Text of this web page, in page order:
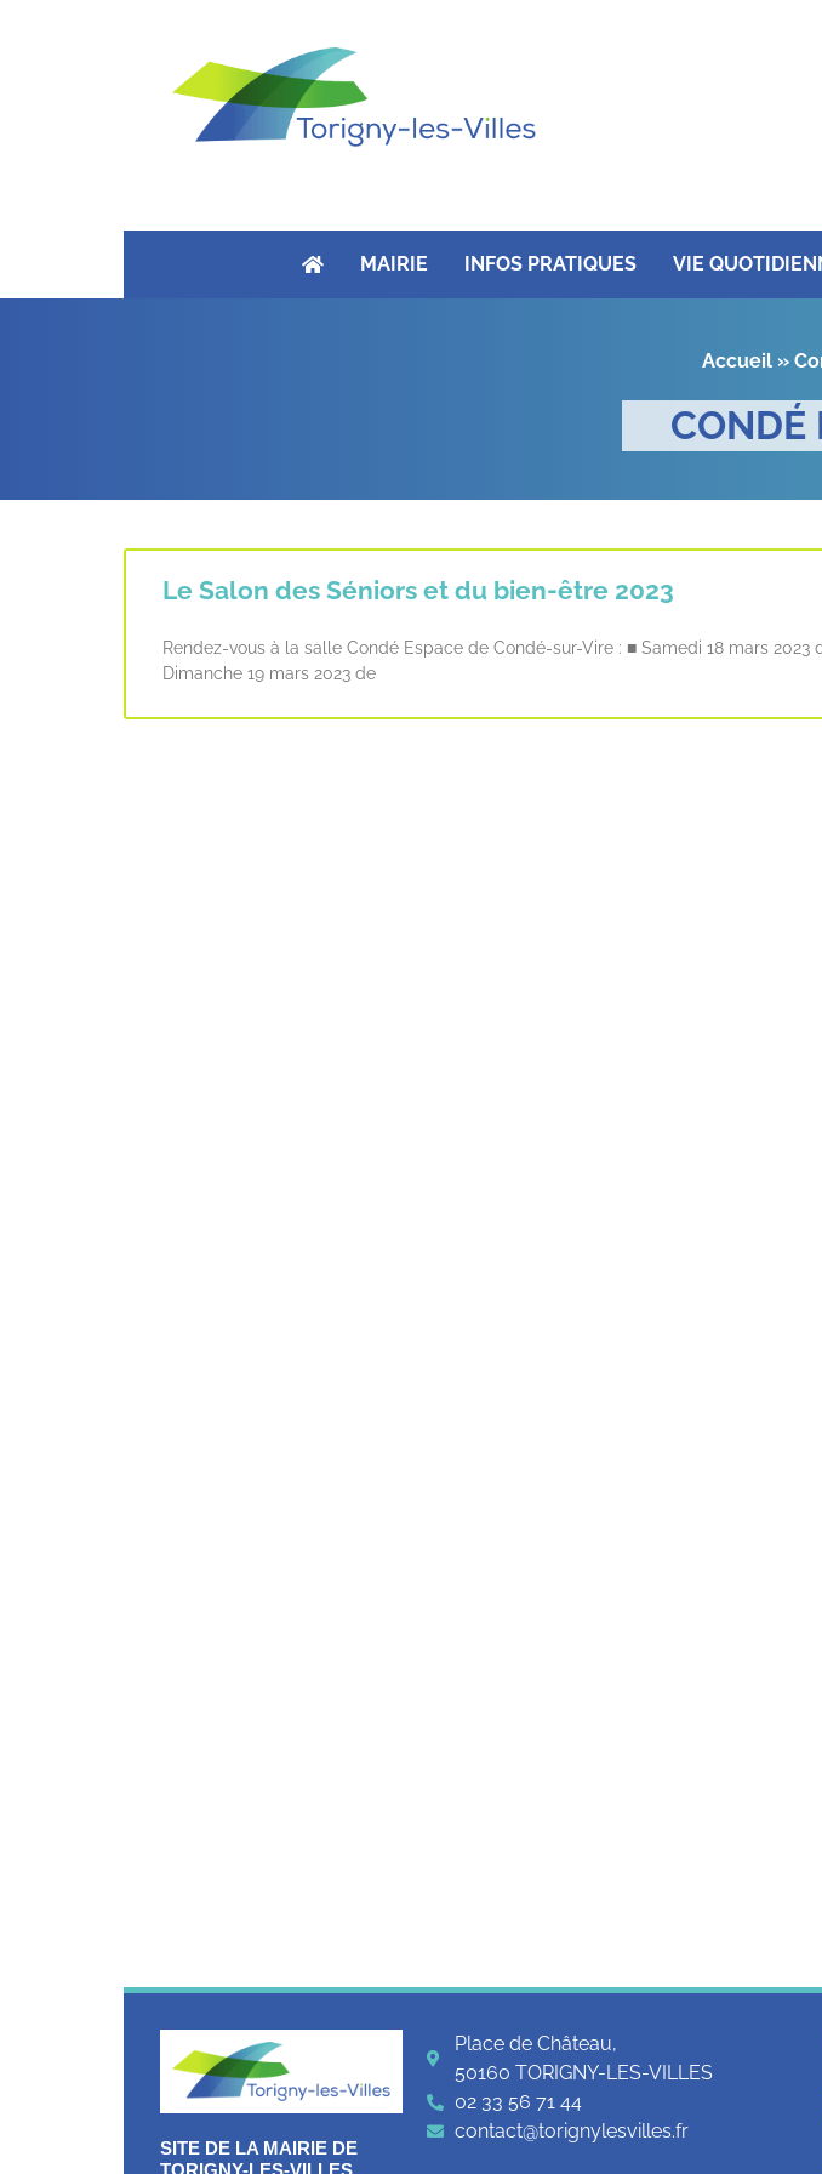
MAIRIE INFOS PRATIQUES VIE
Accueil»
CONDÉ
Le Salon des Séniors et du bien-être 2023
Rendez-vous à la salle Condé Espace de Condé-sur-Vire : ■ Samedi 18 mars 2023
Dimanche 19 mars 2023 de
SITE DE LA MAIRIE DE
TORIGNY-LES-VILLES
Place de Château,
50160 TORIGNY-LES-VILLES
02 33 56 71 44
contact@torignylesvilles.fr